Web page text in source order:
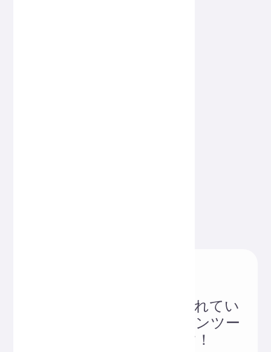
世界中のユーザーに愛されてい
る、信頼できるオンラインツー
ルウェブサイトです！